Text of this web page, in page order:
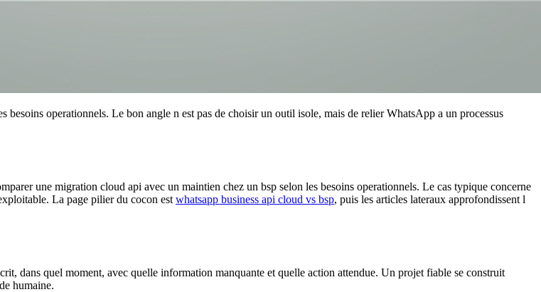
operationnels. Le bon angle n est pas de choisir un outil isole, mais de relier WhatsApp a un processus
une migration cloud api avec un maintien chez un bsp selon les besoins operationnels. Le cas typique concerne
La page pilier du cocon est whatsapp business api cloud vs bsp, puis les articles lateraux approfondissent l
dans quel moment, avec quelle information manquante et quelle action attendue. Un projet fiable se construit
humaine.